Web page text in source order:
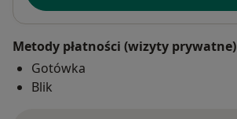
Metody płatności (wizyty prywatne)
Gotówka
Blik